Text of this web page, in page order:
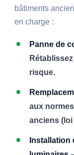
bâtiments
en charge :
Panne de
risque.
aux
anciens (loi